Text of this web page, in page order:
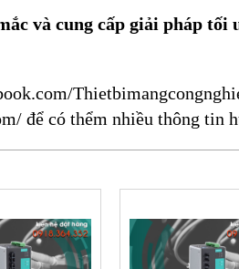
và cung cấp giải pháp tối
để có thểm nhiều thông tin